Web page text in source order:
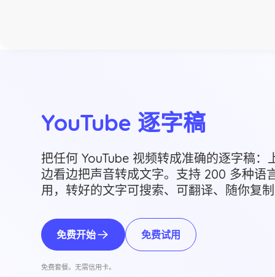
YouTube 逐字稿
把任何 YouTube 视频转成准确的逐字稿：
边看边把声音转成文字。支持 200 多种语
用，转好的文字可搜索、可翻译、随你复
免费开始 免费试用
免费套餐。无需信用卡。